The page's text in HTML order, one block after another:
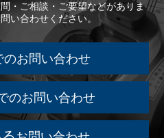
・ご相談・ご要望などがありま
い合わせください。
のお問い合わせ
のお問い合わせ